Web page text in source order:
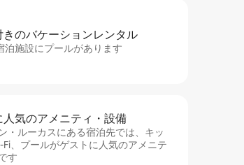
きのバ⁠ケ⁠ー⁠シ⁠ョ⁠ンレ⁠ン⁠タ⁠ル
泊施設にプールがあります
人⁠気⁠のア⁠メ⁠ニ⁠テ⁠ィ・設⁠備
・ルーカスにある宿泊先では、キッ
Fi、プールがゲストに人気のアメニテ
す